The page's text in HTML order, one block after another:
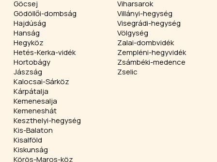
Göcsej
Gödöllői-dombság
Hajdúság
Hanság
Hegyköz
Hetés-Kerka-vidék
Hortobágy
Jászság
Kalocsai-Sárköz
Kárpátalja
Kemenesalja
Kemeneshát
Keszthelyi-hegység
Kis-Balaton
Kisalföld
Kiskunság
Körös-Maros-köz
Viharsarok
Villányi-hegység
Visegrádi-hegység
Völgység
Zalai-dombvidék
Zempléni-hegyvidék
Zsámbéki-medence
Zselic